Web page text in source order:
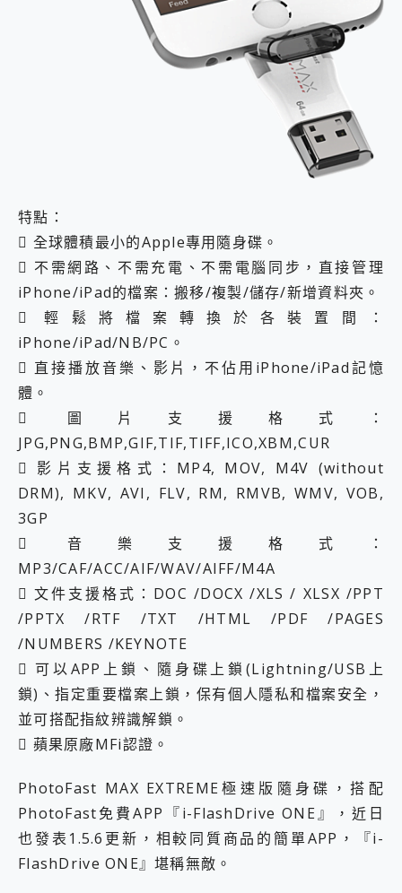
特點：
 全球體積最小的Apple專用隨身碟。
 不需網路、不需充電、不需電腦同步，直接管理
iPhone/iPad的檔案：搬移/複製/儲存/新增資料夾。
 輕鬆將檔案轉換於各裝置間：
iPhone/iPad/NB/PC。
 直接播放音樂、影片，不佔用iPhone/iPad記憶
體。
 圖片支援格式：
JPG,PNG,BMP,GIF,TIF,TIFF,ICO,XBM,CUR
 影片支援格式：MP4, MOV, M4V (without
DRM), MKV, AVI, FLV, RM, RMVB, WMV, VOB,
3GP
 音樂支援格式：
MP3/CAF/ACC/AIF/WAV/AIFF/M4A
 文件支援格式：DOC /DOCX /XLS / XLSX /PPT
/PPTX /RTF /TXT /HTML /PDF /PAGES
/NUMBERS /KEYNOTE
 可以APP上鎖、隨身碟上鎖(Lightning/USB上
鎖)、指定重要檔案上鎖，保有個人隱私和檔案安全，
並可搭配指紋辨識解鎖。
 蘋果原廠MFi認證。
PhotoFast MAX EXTREME極速版隨身碟，搭配
PhotoFast免費APP『i-FlashDrive ONE』，近日
也發表1.5.6更新，相較同質商品的簡單APP，『i-
FlashDrive ONE』堪稱無敵。